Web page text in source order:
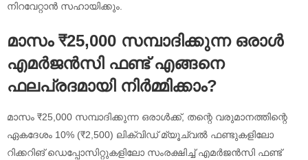
നിറവേറ്റാൻ സഹായിക്കും.
മാസം ₹25,000 സമ്പാദിക്കുന്ന ഒരാൾ
എമർജൻസി ഫണ്ട് എങ്ങനെ
ഫലപ്രദമായി നിർമ്മിക്കാം?
മാസം ₹25,000 സമ്പാദിക്കുന്ന ഒരാൾക്ക്, തന്റെ വരുമാനത്തിന്റെ
ഏകദേശം 10% (₹2,500) ലിക്വിഡ് മ്യൂച്വൽ ഫണ്ടുകളിലോ
റിക്കറിങ് ഡെപ്പോസിറ്റുകളിലോ സംരക്ഷിച്ച് എമർജൻസി ഫണ്ട്